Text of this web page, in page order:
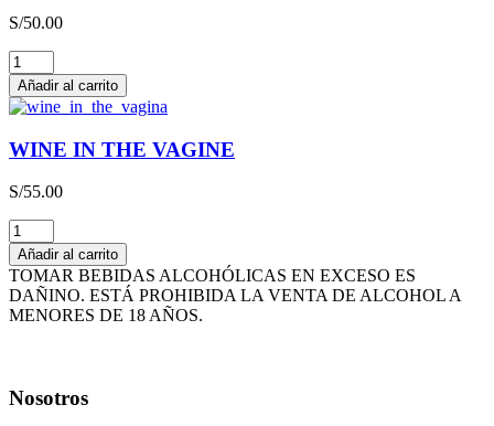
cantidad
S/50.00
THE
HAPPY
WINE
cantidad
Añadir al carrito
WINE IN THE VAGINE
S/55.00
WINE
IN
THE
VAGINE
cantidad
Añadir al carrito
TOMAR BEBIDAS ALCOHÓLICAS EN EXCESO ES
DAÑINO. ESTÁ PROHIBIDA LA VENTA DE ALCOHOL A
MENORES DE 18 AÑOS.
Nosotros